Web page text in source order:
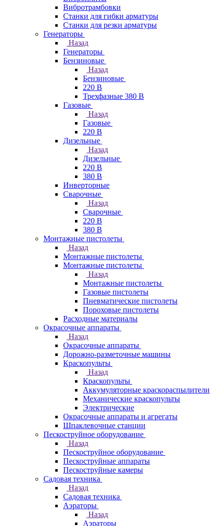
Вибротрамбовки
Станки для гибки арматуры
Станки для резки арматуры
Генераторы
Назад
Генераторы
Бензиновые
Назад
Бензиновые
220 В
Трехфазные 380 В
Газовые
Назад
Газовые
220 В
Дизельные
Назад
Дизельные
220 В
380 В
Инверторные
Сварочные
Назад
Сварочные
220 В
380 В
Монтажные пистолеты
Назад
Монтажные пистолеты
Монтажные пистолеты
Назад
Монтажные пистолеты
Газовые пистолеты
Пневматические пистолеты
Пороховые пистолеты
Расходные материалы
Окрасочные аппараты
Назад
Окрасочные аппараты
Дорожно-разметочные машины
Краскопульты
Назад
Краскопульты
Аккумуляторные краскораспылители
Механические краскопульты
Электрические
Окрасочные аппараты и агрегаты
Шпаклевочные станции
Пескоструйное оборудование
Назад
Пескоструйное оборудование
Пескоструйные аппараты
Пескоструйные камеры
Садовая техника
Назад
Садовая техника
Аэраторы
Назад
Аэраторы